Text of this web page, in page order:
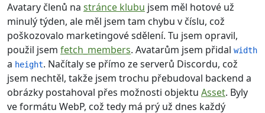
Avatary členů na stránce klubu jsem měl hotové už
minulý týden, ale měl jsem tam chybu v číslu, což
poškozovalo marketingové sdělení. Tu jsem opravil,
použil jsem fetch_members. Avatarům jsem přidal width
a height. Načítaly se přímo ze serverů Discordu, což
jsem nechtěl, takže jsem trochu přebudoval backend a
obrázky postahoval přes možnosti objektu Asset. Byly
ve formátu WebP, což tedy má prý už dnes každý